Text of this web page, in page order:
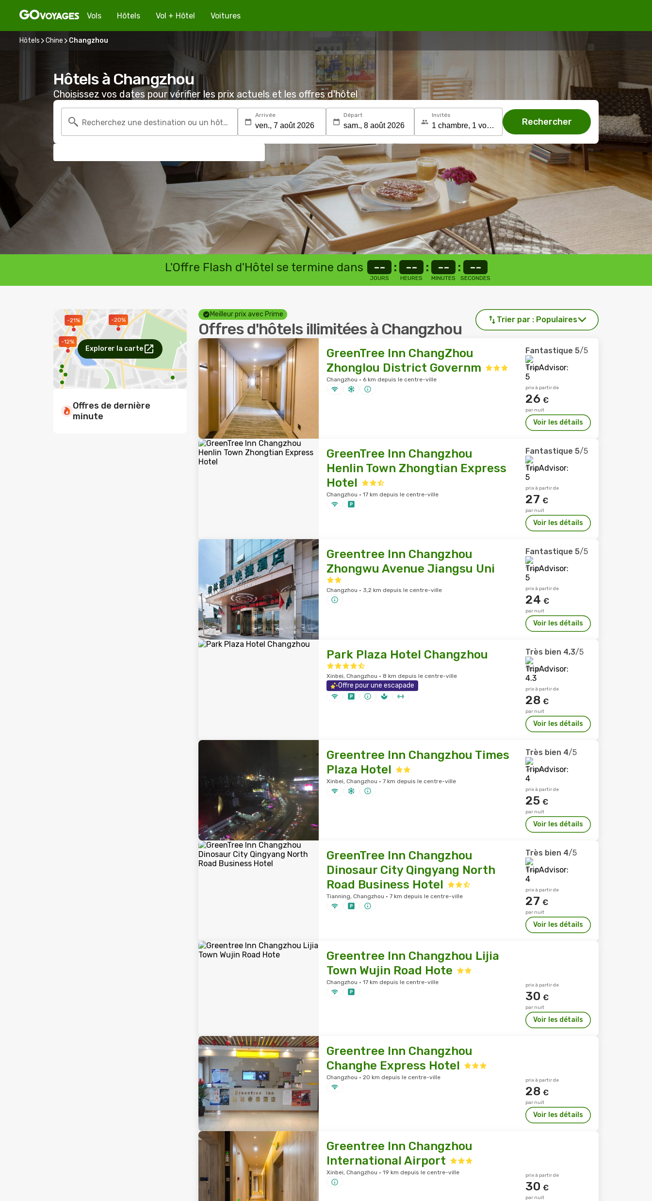
Vols Hôtels Vol + Hôtel Voitures
Hôtels Chine Changzhou
Hôtels à Changzhou
Choisissez vos dates pour vérifier les prix actuels et les offres d'hôtel
Recherchez une destination ou un hôtel
Arrivée Départ Invités
Rechercher
L'Offre Flash d'Hôtel se termine dans --
JOURS
: --
HEURES
: --
MINUTES
: --
SECONDES
-20%
-21%
-12%
Explorer la carte
Offres de dernière
minute
Meilleur prix avec Prime
Offres d'hôtels illimitées à Changzhou
Trier par : Populaires
GreenTree Inn ChangZhou
Zhonglou District Governm
Changzhou · 6 km depuis le centre-ville
Fantastique 5/5
1 avis
prix à partir de
26 €
par nuit
Voir les détails
GreenTree Inn Changzhou
Henlin Town Zhongtian Express
Hotel
Changzhou · 17 km depuis le centre-ville
Fantastique 5/5
1 avis
prix à partir de
27 €
par nuit
Voir les détails
Greentree Inn Changzhou
Zhongwu Avenue Jiangsu Uni
Changzhou · 3,2 km depuis le centre-ville
Fantastique 5/5
1 avis
prix à partir de
24 €
par nuit
Voir les détails
Park Plaza Hotel Changzhou
Xinbei, Changzhou · 8 km depuis le centre-ville
Offre pour une escapade
Très bien 4,3/5
116 avis
prix à partir de
28 €
par nuit
Voir les détails
Greentree Inn Changzhou Times
Plaza Hotel
Xinbei, Changzhou · 7 km depuis le centre-ville
Très bien 4/5
74 avis
prix à partir de
25 €
par nuit
Voir les détails
GreenTree Inn Changzhou
Dinosaur City Qingyang North
Road Business Hotel
Tianning, Changzhou · 7 km depuis le centre-ville
Très bien 4/5
1 avis
prix à partir de
27 €
par nuit
Voir les détails
Greentree Inn Changzhou Lijia
Town Wujin Road Hote
Changzhou · 17 km depuis le centre-ville prix à partir de
30 €
par nuit
Voir les détails
Greentree Inn Changzhou
Changhe Express Hotel
Changzhou · 20 km depuis le centre-ville prix à partir de
28 €
par nuit
Voir les détails
Greentree Inn Changzhou
International Airport
Xinbei, Changzhou · 19 km depuis le centre-ville prix à partir de
30 €
par nuit